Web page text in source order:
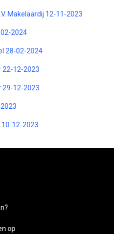
Makelaardij 12-11-2023
2024
28-02-2024
22-12-2023
29-12-2023
12-2023
op